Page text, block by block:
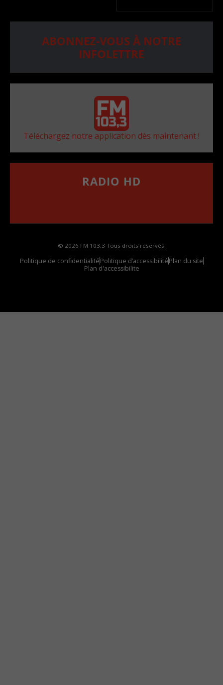
ABONNEZ-VOUS À NOTRE
INFOLETTRE
Téléchargez notre application dès maintenant !
RADIO HD
© 2026 FM 103,3 Tous droits réservés.
Politique de confidentialitéPolitique d’accessibilitéPlan du site
Plan d'accessibilite